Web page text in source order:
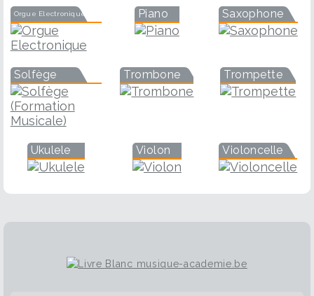
Orgue Electronique Piano Saxophone
Solfège Trombone Trompette
Ukulele Violon Violoncelle